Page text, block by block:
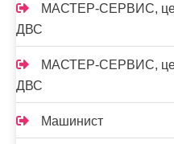
МАСТЕР-СЕРВИС,
ДВС
МАСТЕР-СЕРВИС,
ДВС
Машинист